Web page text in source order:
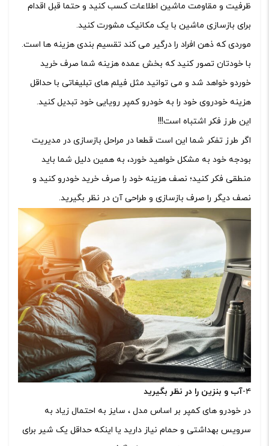
ظرفیت و مقاومت ماشین اطلاعات کسب کنید و حتما قبل اقدام
برای بازسازی ماشین با یک مکانیک مشورت کنید.
موردی که ذهن افراد را درگیر می کند تقسیم بندی هزینه ها است.
با خودتان تصور کنید که بخش عمده هزینه شما صرف خرید
خوردو خواهد شد و می توانید مثل فیلم های تبلیغاتی با حداقل
هزینه خودروی خود را به خودرو کمپر رویایی خود تبدیل کنید.
این طرز فکر اشتباه است!!!
اگر طرز تفکر شما این است قطعا در مراحل بازسازی در مدیریت
بودجه خود به مشکل خواهید خورد، به همین دلیل شما باید
منطقی فکر کنید؛ نصف هزینه خود را صرف خرید خودرو کنید و
نصف دیگر را صرف بازسازی و طراحی آن در نظر بگیرید.
۴- آب و بنزین را در نظر بگیرید
در خودرو های کمپر بر اساس مدل ، سایز به احتمال زیاد به
سرویس بهداشتی و حمام نیاز دارید یا اینکه حداقل یک شیر برای